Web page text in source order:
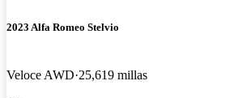
2023 Alfa Romeo Stelvio
Veloce AWD 25,619 millas